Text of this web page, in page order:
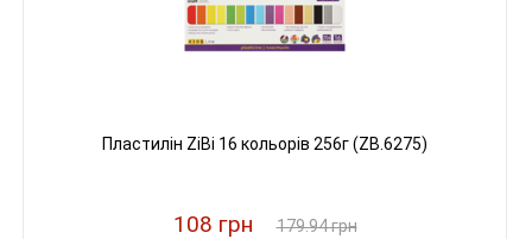
Пластилін ZiBi 16 кольорів 256г (ZB.6275)
108 грн 179.94 грн